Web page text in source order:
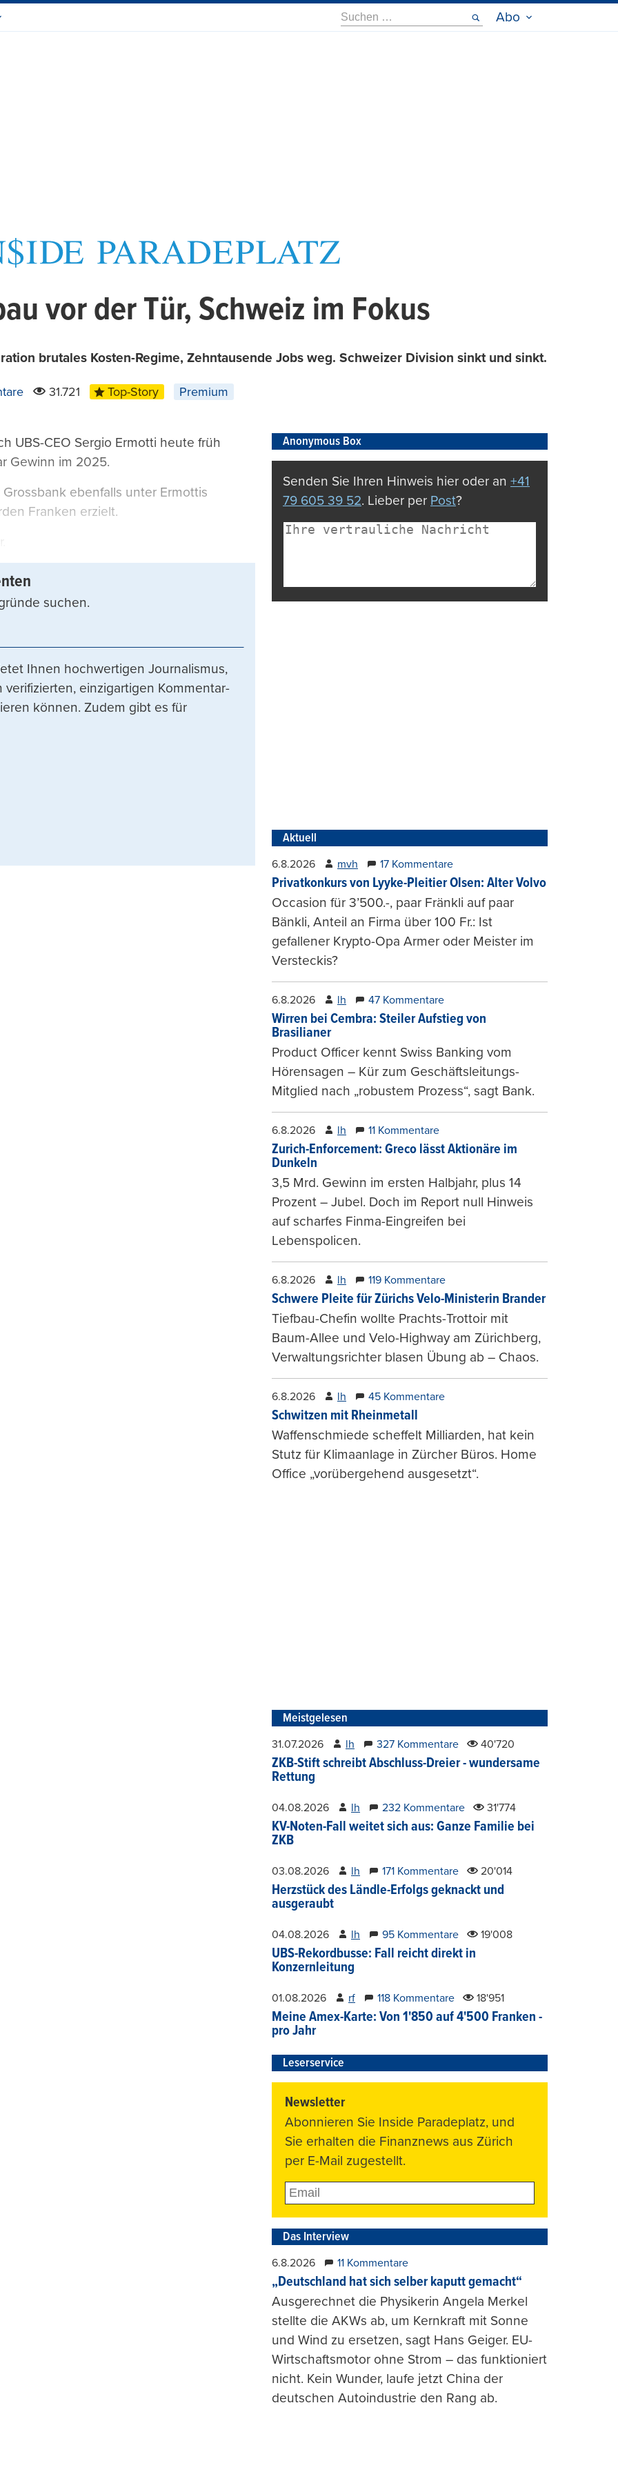
Suche
nach:
Abo
vor der Tür, Schweiz im Fokus
brutales Kosten-Regime, Zehntausende Jobs weg. Schweizer Division sinkt und sinkt.
31.721 Top-Story Premium
UBS-CEO Sergio Ermotti heute früh
Gewinn im 2025.
ebenfalls unter Ermottis
Franken erzielt.
suchen.
Ihnen hochwertigen Journalismus,
einzigartigen Kommentar-
können. Zudem gibt es für
Anonymous Box
Senden Sie Ihren Hinweis hier oder an +41
79 605 39 52. Lieber per Post?
Aktuell
6.8.2026 mvh 17 Kommentare
Privatkonkurs von Lyyke-Pleitier Olsen: Alter Volvo
Occasion für 3’500.-, paar Fränkli auf paar
Bänkli, Anteil an Firma über 100 Fr.: Ist
gefallener Krypto-Opa Armer oder Meister im
Versteckis?
6.8.2026 lh 47 Kommentare
Wirren bei Cembra: Steiler Aufstieg von
Brasilianer
Product Officer kennt Swiss Banking vom
Hörensagen – Kür zum Geschäftsleitungs-
Mitglied nach „robustem Prozess“, sagt Bank.
6.8.2026 lh 11 Kommentare
Zurich-Enforcement: Greco lässt Aktionäre im
Dunkeln
3,5 Mrd. Gewinn im ersten Halbjahr, plus 14
Prozent – Jubel. Doch im Report null Hinweis
auf scharfes Finma-Eingreifen bei
Lebenspolicen.
6.8.2026 lh 119 Kommentare
Schwere Pleite für Zürichs Velo-Ministerin Brander
Tiefbau-Chefin wollte Prachts-Trottoir mit
Baum-Allee und Velo-Highway am Zürichberg,
Verwaltungsrichter blasen Übung ab – Chaos.
6.8.2026 lh 45 Kommentare
Schwitzen mit Rheinmetall
Waffenschmiede scheffelt Milliarden, hat kein
Stutz für Klimaanlage in Zürcher Büros. Home
Office „vorübergehend ausgesetzt“.
Meistgelesen
31.07.2026 lh 327 Kommentare 40'720
ZKB-Stift schreibt Abschluss-Dreier - wundersame
Rettung
04.08.2026 lh 232 Kommentare 31'774
KV-Noten-Fall weitet sich aus: Ganze Familie bei
ZKB
03.08.2026 lh 171 Kommentare 20'014
Herzstück des Ländle-Erfolgs geknackt und
ausgeraubt
04.08.2026 lh 95 Kommentare 19'008
UBS-Rekordbusse: Fall reicht direkt in
Konzernleitung
01.08.2026 rf 118 Kommentare 18'951
Meine Amex-Karte: Von 1'850 auf 4'500 Franken -
pro Jahr
Leserservice
Newsletter
Abonnieren Sie Inside Paradeplatz, und
Sie erhalten die Finanznews aus Zürich
per E-Mail zugestellt.
Das Interview
6.8.2026 11 Kommentare
„Deutschland hat sich selber kaputt gemacht“
Ausgerechnet die Physikerin Angela Merkel
stellte die AKWs ab, um Kernkraft mit Sonne
und Wind zu ersetzen, sagt Hans Geiger. EU-
Wirtschaftsmotor ohne Strom – das funktioniert
nicht. Kein Wunder, laufe jetzt China der
deutschen Autoindustrie den Rang ab.